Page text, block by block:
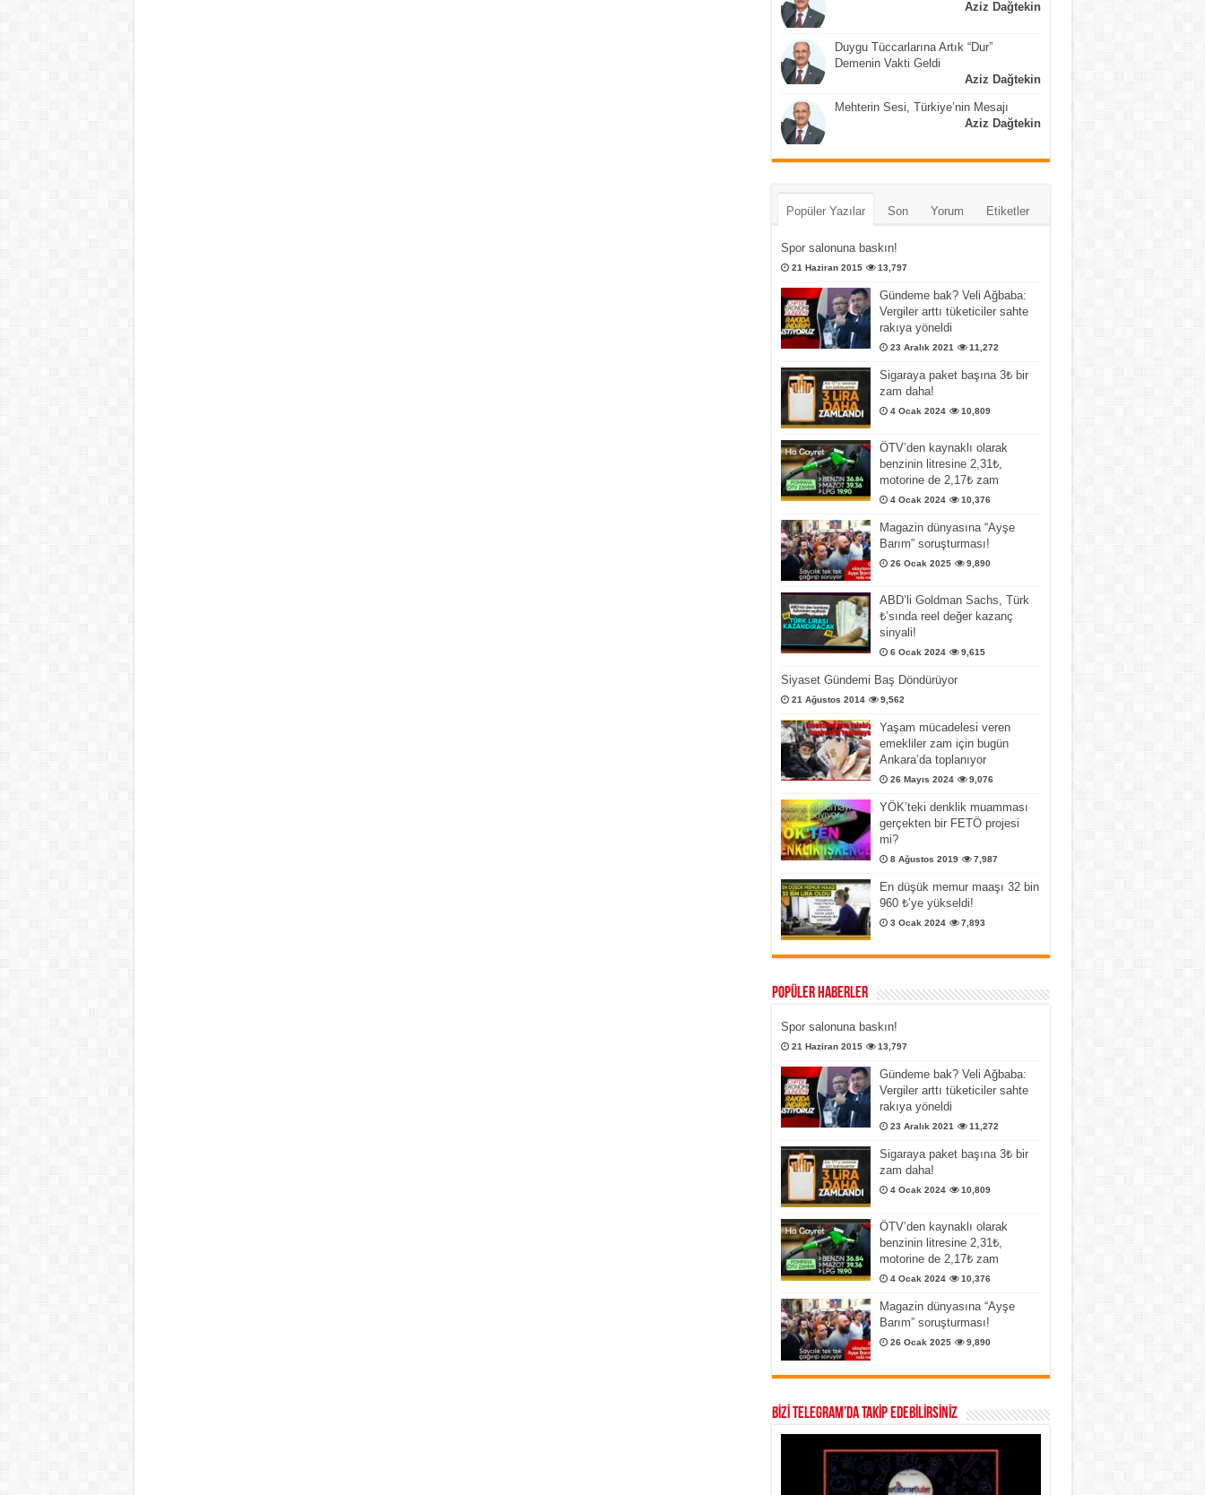
Aziz Dağtekin
Duygu Tüccarlarına Artık “Dur”
Demenin Vakti Geldi
Aziz Dağtekin
Mehterin Sesi, Türkiye’nin Mesajı
Aziz Dağtekin
Popüler Yazılar Son Yorum Etiketler
Spor salonuna baskın!
21 Haziran 2015 13,797
Gündeme bak? Veli Ağbaba:
Vergiler arttı tüketiciler sahte
rakıya yöneldi
23 Aralık 2021 11,272
Sigaraya paket başına 3₺ bir
zam daha!
4 Ocak 2024 10,809
ÖTV’den kaynaklı olarak
benzinin litresine 2,31₺,
motorine de 2,17₺ zam
4 Ocak 2024 10,376
Magazin dünyasına “Ayşe
Barım” soruşturması!
26 Ocak 2025 9,890
ABD’li Goldman Sachs, Türk
₺’sında reel değer kazanç
sinyali!
6 Ocak 2024 9,615
Siyaset Gündemi Baş Döndürüyor
21 Ağustos 2014 9,562
Yaşam mücadelesi veren
emekliler zam için bugün
Ankara’da toplanıyor
26 Mayıs 2024 9,076
YÖK’teki denklik muamması
gerçekten bir FETÖ projesi
mi?
8 Ağustos 2019 7,987
En düşük memur maaşı 32 bin
960 ₺’ye yükseldi!
3 Ocak 2024 7,893
Popüler Haberler
Spor salonuna baskın!
21 Haziran 2015 13,797
Gündeme bak? Veli Ağbaba:
Vergiler arttı tüketiciler sahte
rakıya yöneldi
23 Aralık 2021 11,272
Sigaraya paket başına 3₺ bir
zam daha!
4 Ocak 2024 10,809
ÖTV’den kaynaklı olarak
benzinin litresine 2,31₺,
motorine de 2,17₺ zam
4 Ocak 2024 10,376
Magazin dünyasına “Ayşe
Barım” soruşturması!
26 Ocak 2025 9,890
BİZİ TELEGRAM’DA TAKİP EDEBİLİRSİNİZ